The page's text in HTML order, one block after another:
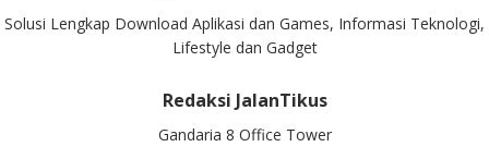
Solusi Lengkap Download Aplikasi dan Games, Informasi Teknologi,
Lifestyle dan Gadget
Redaksi JalanTikus
Gandaria 8 Office Tower